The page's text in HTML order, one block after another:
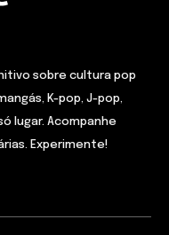
sobre cultura pop
K-pop, J-pop,
lugar. Acompanhe
Experimente!